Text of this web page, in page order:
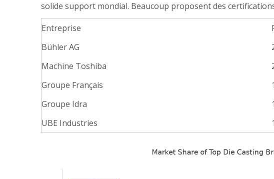
solide support mondial. Beaucoup proposent des
Entreprise
Bühler AG
Machine Toshiba
Groupe Français
Groupe Idra
UBE Industries